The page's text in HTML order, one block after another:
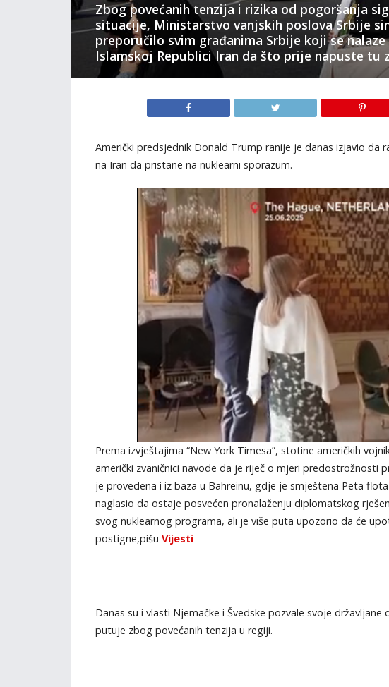
Zbog povećanih tenzija i rizika od pogoršanja
situacije, Ministarstvo vanjskih poslova Srbije
preporučilo svim građanima Srbije koji se nalaze
Islamskoj Republici Iran da što prije napuste tu
Američki predsjednik Donald Trump ranije je danas izjavio da
na Iran da pristane na nuklearni sporazum.
Prema izvještajima “New York Timesa”, stotine američkih
američki zvaničnici navode da je riječ o mjeri predostrožnosti
je provedena i iz baza u Bahreinu, gdje je smještena Peta
naglasio da ostaje posvećen pronalaženju diplomatskog
svog nuklearnog programa, ali je više puta upozorio da će
postigne,pišu Vijesti
Danas su i vlasti Njemačke i Švedske pozvale svoje
putuje zbog povećanih tenzija u regiji.